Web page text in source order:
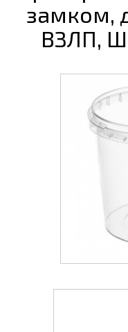
замком,
ВЗЛП,